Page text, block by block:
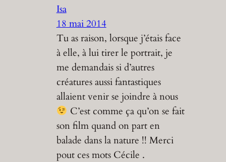
Isa
18 mai 2014
Tu as raison, lorsque j’étais face
à elle, à lui tirer le portrait, je
me demandais si d’autres
créatures aussi fantastiques
allaient venir se joindre à nous
C’est comme ça qu’on se fait
son film quand on part en
balade dans la nature !! Merci
pout ces mots Cécile .